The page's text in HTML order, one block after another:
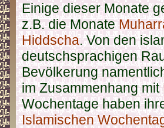
Einige dieser Monate
z.B. die Monate
Hiddscha. Von den
deutschsprachigen
Bevölkerung
im Zusammenhang mit
Wochentage haben
Islamischen